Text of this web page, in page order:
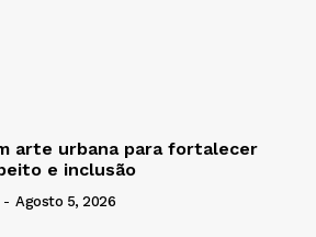
arte urbana para fortalecer
e inclusão
- Agosto 5, 2026